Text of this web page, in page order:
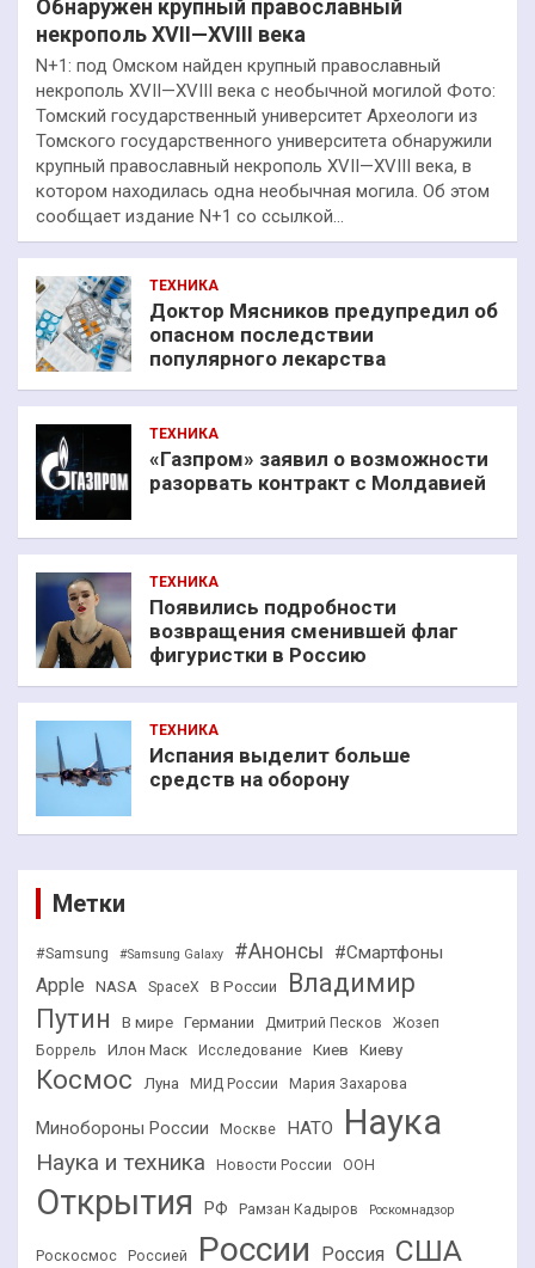
Обнаружен крупный православный
некрополь XVII—XVIII века
N+1: под Омском найден крупный православный
некрополь XVII—XVIII века с необычной могилой Фото:
Томский государственный университет Археологи из
Томского государственного университета обнаружили
крупный православный некрополь XVII—XVIII века, в
котором находилась одна необычная могила. Об этом
сообщает издание N+1 со ссылкой…
ТЕХНИКА
Доктор Мясников предупредил об
опасном последствии
популярного лекарства
ТЕХНИКА
«Газпром» заявил о возможности
разорвать контракт с Молдавией
ТЕХНИКА
Появились подробности
возвращения сменившей флаг
фигуристки в Россию
ТЕХНИКА
Испания выделит больше
средств на оборону
Метки
#Samsung #Samsung Galaxy #Анонсы #Смартфоны
Apple NASA SpaceX В России
Владимир
Путин
В мире Германии Дмитрий Песков
Жозеп
Боррель
Илон Маск Исследование Киев Киеву
Космос Луна МИД России Мария Захарова
Минобороны России Москве НАТО Наука
Наука и техника Новости России ООН
Открытия РФ Рамзан Кадыров Роскомнадзор
Роскосмос Россией России Россия США